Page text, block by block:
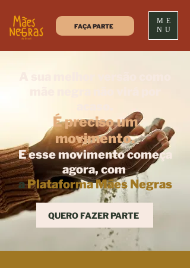
FAÇA PARTE
ME
NU
É preciso um
movimento.
E esse movimento começa
agora, com
aPlataforma Mães Negras
QUERO FAZER PARTE